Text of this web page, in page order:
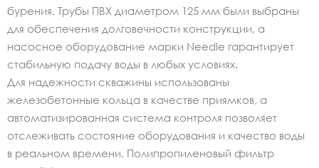
бурения. Трубы ПВХ диаметром 125 мм были выбраны
для обеспечения долговечности конструкции, а
насосное оборудование марки Needle гарантирует
стабильную подачу воды в любых условиях.
Для надежности скважины использованы
железобетонные кольца в качестве приямков, а
автоматизированная система контроля позволяет
отслеживать состояние оборудования и качество воды
в реальном времени. Полипропиленовый фильтр